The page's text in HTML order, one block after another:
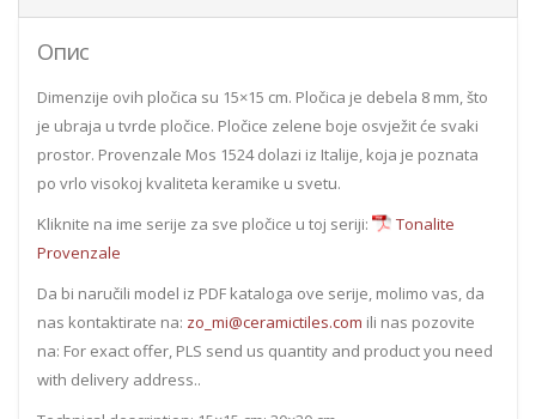
Опис
Dimenzije ovih pločica su 15×15 cm. Pločica je debela 8 mm, što
je ubraja u tvrde pločice. Pločice zelene boje osvježit će svaki
prostor. Provenzale Mos 1524 dolazi iz Italije, koja je poznata
po vrlo visokoj kvaliteta keramike u svetu.
Kliknite na ime serije za sve pločice u toj seriji:
Tonalite
Provenzale
Da bi naručili model iz PDF kataloga ove serije, molimo vas, da
nas kontaktirate na: zo_mi@ceramictiles.com ili nas pozovite
na: For exact offer, PLS send us quantity and product you need
with delivery address..